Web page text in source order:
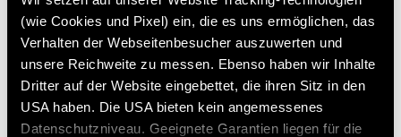
(wie Cookies und Pixel) ein, die es uns ermöglichen, das
Verhalten der Webseitenbesucher auszuwerten und
unsere Reichweite zu messen. Ebenso haben wir Inhalte
Dritter auf der Website eingebettet, die ihren Sitz in den
USA haben. Die USA bieten kein angemessenes
Datenschutzniveau. Geeignete Garantien liegen für die
(207.8 MB)
Herunterladen